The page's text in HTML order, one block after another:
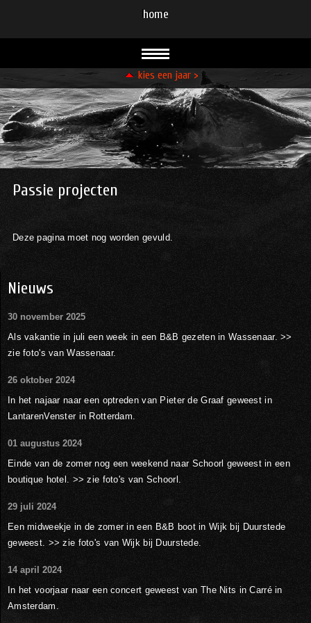
Paddenstoelen Bomen Winter Boeketterie
Ijsvogel Gouda Fauna
Gouda oud en nieuw
Pinhole
Doka
Tekenen
kies een jaar >
Passie projecten
Deze pagina moet nog worden gevuld.
Nieuws
30 november 2025
Als vakantie in juli een week in een B&B gezeten in Wassenaar. >>
zie foto's van Wassenaar.
26 oktober 2024
In het najaar naar een optreden van Pieter de Graaf geweest in
LantarenVenster in Rotterdam.
01 augustus 2024
Einde van de zomer nog een weekend naar Schoorl geweest in een
boutique hotel. >> zie foto's van Schoorl.
29 juli 2024
Een midweekje in de zomer in een B&B boot in Wijk bij Duurstede
geweest. >> zie foto's van Wijk bij Duurstede.
14 april 2024
In het voorjaar naar een concert geweest van The Nits in Carré in
Amsterdam.
home